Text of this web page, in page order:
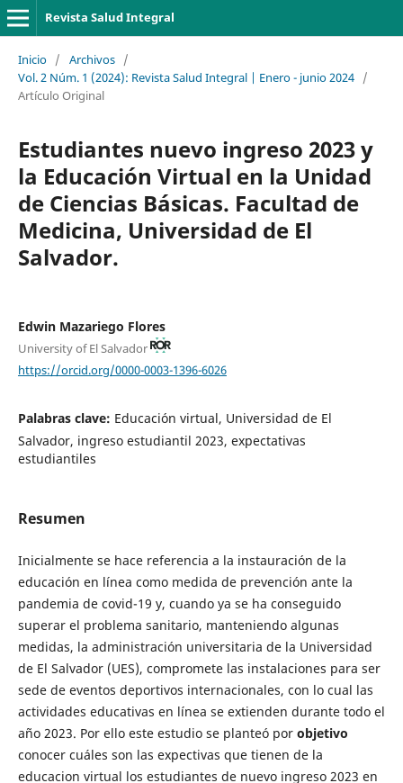
Revista Salud Integral
Inicio / Archivos /
Vol. 2 Núm. 1 (2024): Revista Salud Integral | Enero - junio 2024 /
Artículo Original
Estudiantes nuevo ingreso 2023 y
la Educación Virtual en la Unidad
de Ciencias Básicas. Facultad de
Medicina, Universidad de El
Salvador.
Edwin Mazariego Flores
University of El Salvador
https://orcid.org/0000-0003-1396-6026
Palabras clave: Educación virtual, Universidad de El
Salvador, ingreso estudiantil 2023, expectativas
estudiantiles
Resumen
Inicialmente se hace referencia a la instauración de la
educación en línea como medida de prevención ante la
pandemia de covid-19 y, cuando ya se ha conseguido
superar el problema sanitario, manteniendo algunas
medidas, la administración universitaria de la Universidad
de El Salvador (UES), compromete las instalaciones para ser
sede de eventos deportivos internacionales, con lo cual las
actividades educativas en línea se extienden durante todo el
año 2023. Por ello este estudio se planteó por objetivo
conocer cuáles son las expectivas que tienen de la
educacion virtual los estudiantes de nuevo ingreso 2023 en